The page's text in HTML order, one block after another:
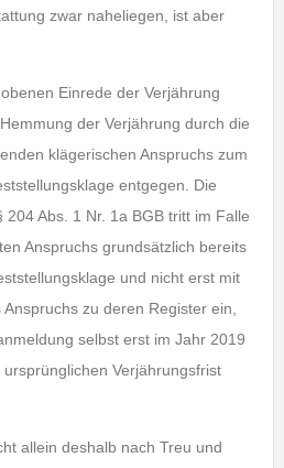
zwar naheliegen, ist aber
Einrede der Verjährung
der Verjährung durch die
klägerischen Anspruchs zum
entgegen. Die
Abs. 1 Nr. 1a BGB tritt im Falle
Anspruchs grundsätzlich bereits
und nicht erst mit
zu deren Register ein,
selbst erst im Jahr 2019
Verjährungsfrist
allein deshalb nach Treu und